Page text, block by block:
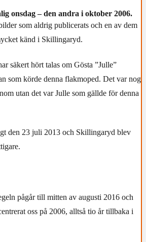
onsdag – den andra i oktober 2006.
som aldrig publicerats och en av dem
känd i Skillingaryd.
säkert hört talas om Gösta ”Julle”
som körde denna flakmoped. Det var nog
utan det var Julle som gällde för denna
den 23 juli 2013 och Skillingaryd blev
pågår till mitten av augusti 2016 och
oss på 2006, alltså tio år tillbaka i